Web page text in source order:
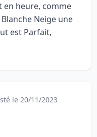
en heure, comme
Neige une
est Parfait,
le 20/11/2023